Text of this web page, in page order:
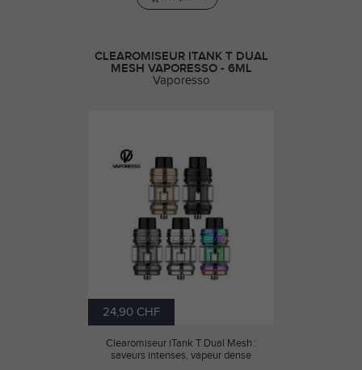
CLEAROMISEUR ITANK T DUAL
MESH VAPORESSO - 6ML
Vaporesso
24,90 CHF
Clearomiseur iTank T Dual Mesh :
saveurs intenses, vapeur dense